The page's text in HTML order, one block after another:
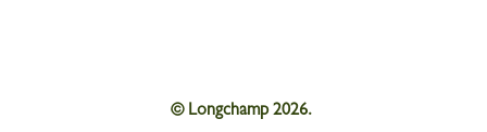
© Longchamp 2026.